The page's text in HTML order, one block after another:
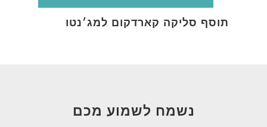
תוסף סליקה קארדקום למג׳נטו
נשמח לשמוע מכם